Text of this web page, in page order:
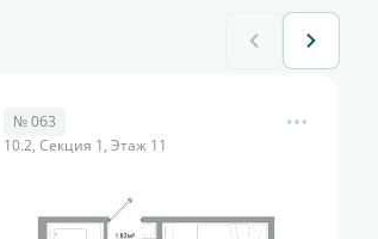
№ 063
10.2, Секция 1, Этаж 11